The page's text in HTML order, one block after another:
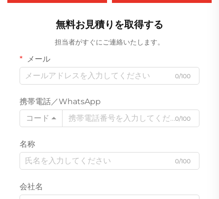
無料お見積りを取得する
担当者がすぐにご連絡いたします。
メール
0/100
携帯電話／WhatsApp
コード
0/100
名称
0/100
会社名